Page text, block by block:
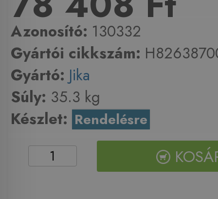
Azonosító: 130332
Gyártói cikkszám:
Gyártó: Jika
Súly: 35.3 kg
Készlet: Rendelésre